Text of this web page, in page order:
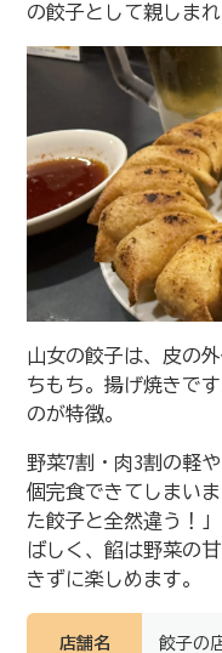
の餃子として親しまれ
山女の餃子は、皮の
ちもち。揚げ焼きで
のが特徴。
野菜7割・肉3割の軽
個完食できてしまい
た餃子と全然違う！
ばしく、餡は野菜の
きずに楽しめます。
店舗名 餃子の